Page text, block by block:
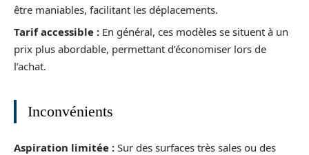
être maniables, facilitant les déplacements.
Tarif accessible : En général, ces modèles se situent à un
prix plus abordable, permettant d’économiser lors de
l’achat.
Inconvénients
Aspiration limitée : Sur des surfaces très sales ou des